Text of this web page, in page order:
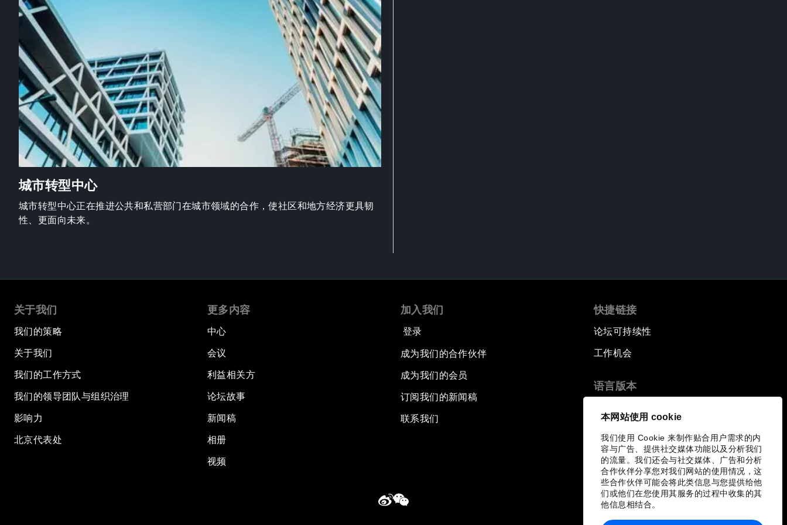
本网站使用 cookie
我们使用 Cookie 来制作贴合用户需求的内
容与广告、提供社交媒体功能以及分析我们
的流量。我们还会与社交媒体、广告和分析
合作伙伴分享您对我们网站的使用情况，这
些合作伙伴可能会将此类信息与您提供给他
们或他们在您使用其服务的过程中收集的其
他信息相结合。
城市转型中心
城市转型中心正在推进公共和私营部门在城市领域的合作，使社区和地方经济更具韧
性、更面向未来。
关于我们
我们的策略
关于我们
我们的工作方式
我们的领导团队与组织治理
影响力
北京代表处
更多内容
中心
会议
利益相关方
论坛故事
新闻稿
相册
视频
加入我们
登录
成为我们的合作伙伴
成为我们的会员
订阅我们的新闻稿
联系我们
快捷链接
论坛可持续性
工作机会
语言版本